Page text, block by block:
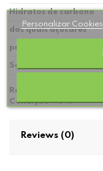
Hidratos de carbono
dos quais açúcares
proteínas
Sal
Referência
Condição Novo
Reviews (0)
Personalizar Cookies